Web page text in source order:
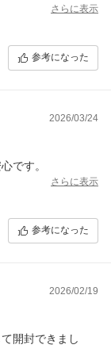
さらに表示
参考になった
2026/03/24
さらに表示
参考になった
2026/02/19
開封できまし